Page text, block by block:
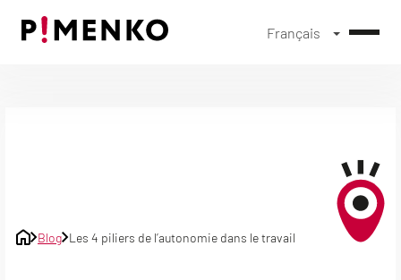
Français
Blog Les 4 piliers de l’autonomie dans le travail